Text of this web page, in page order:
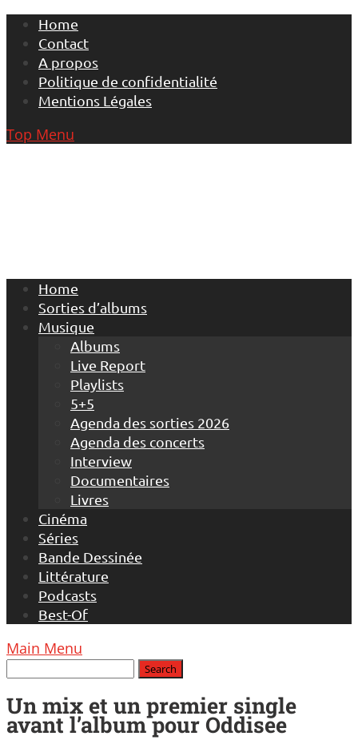
Skip
content
Home
Contact
A propos
Politique de confidentialité
Mentions Légales
Top Menu
Home
Sorties d’albums
Musique
Albums
Live Report
Playlists
5+5
Agenda des sorties 2026
Agenda des concerts
Interview
Documentaires
Livres
Cinéma
Séries
Bande Dessinée
Littérature
Podcasts
Best-Of
Main Menu
Un mix et un premier single
avant l’album pour Oddisee